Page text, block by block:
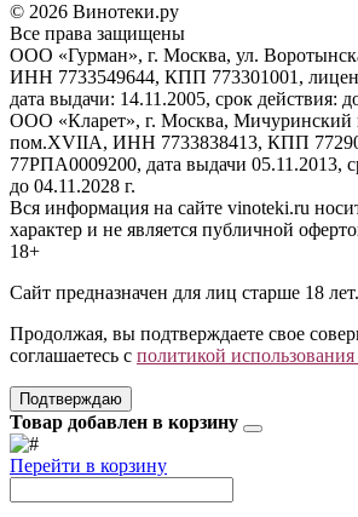
© 2026 Винотеки.ру
Все права защищены
ООО «Гурман», г. Москва, ул.
ИНН 7733549644, КПП 773301001,
дата выдачи: 14.11.2005, срок действия:
ООО «Кларет», г. Москва, Мичуринский
пом.XVIIA, ИНН 7733838413, КПП
77РПА0009200, дата выдачи 05.11.2013,
до 04.11.2028 г.
Вся информация на сайте vinoteki.ru
характер и не является публичной
18+
Сайт предназначен для лиц старше 18 лет.
Продолжая, вы подтверждаете свое
соглашаетесь с политикой
Подтверждаю
Товар добавлен в корзину
Перейти в корзину